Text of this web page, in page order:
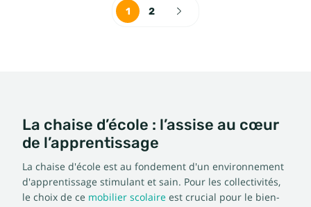
1 2
La chaise d’école : l’assise au cœur
de l’apprentissage
La chaise d'école est au fondement d'un environnement
d'apprentissage stimulant et sain. Pour les collectivités,
le choix de ce mobilier scolaire est crucial pour le bien-